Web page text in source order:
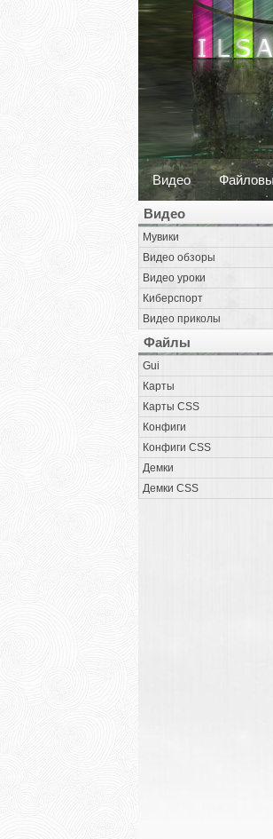
Видео
Видео
Мувики
Видео обзоры
Видео уроки
Киберспорт
Видео приколы
Файлы
Gui
Карты
Карты CSS
Конфиги
Конфиги CSS
Демки
Демки CSS